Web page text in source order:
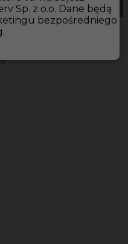
Löttorp
Sp. z o.o. Dane będą
bezpośredniego